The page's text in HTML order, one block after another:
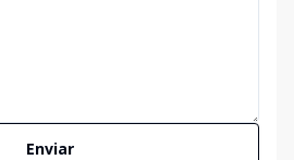
Enviar